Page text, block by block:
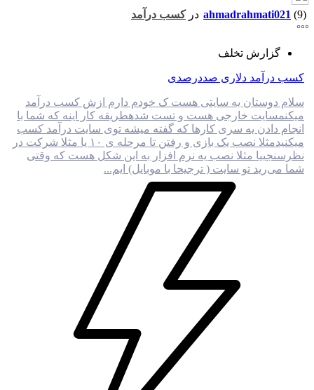
ahmadrahmati021 (9) درکسب درآمد
گزارش تخلف
کسب درآمد دلاری صددرصدی
سلام دوستان یه سایتی هست ک خودم دارم ازش کسب درآمد
میکنمسایت خارجی هست و تست شدهطریقه کار اینه که شما با
انجام دادن یه سری کارها که گفته میشه توی سایت درآمد کسب
میکنیدمثلا نصب یک بازی و رفتن تا مرحله ی ۱۰ یا مثلا شرکت در
نظرسنجییا مثلا نصب یه نرم افزار به این شکل هست که وقتی
شما می‌رید تو سایت ( ترجیحا با موبایل) ایم...